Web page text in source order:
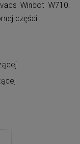
Winbot W710.
części.